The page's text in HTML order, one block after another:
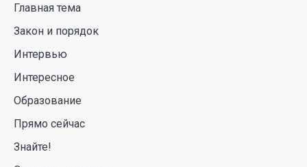
31 Июл. 2026 14:11
Роботы-доставщики вышли на улицы Астаны
31 Июл. 2026 10:58
В области Абай началось строительство
индустриально-экологического
деревообрабатывающего парка полного цикла
Главная тема
Закон и порядок
Интервью
Интересное
Образование
Прямо сейчас
Знайте!